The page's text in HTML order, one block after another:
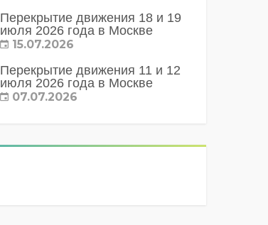
Перекрытие движения 18 и 19
июля 2026 года в Москве
15.07.2026
Перекрытие движения 11 и 12
июля 2026 года в Москве
07.07.2026